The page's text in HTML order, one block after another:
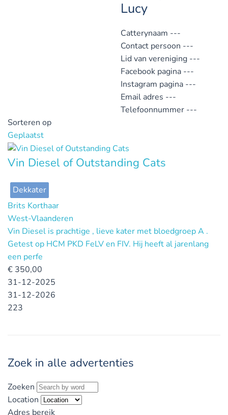
Lucy
Catterynaam ---
Contact persoon ---
Lid van vereniging ---
Facebook pagina ---
Instagram pagina ---
Email adres ---
Telefoonnummer ---
Sorteren op
Geplaatst
Vin Diesel of Outstanding Cats
Dekkater
Brits Korthaar
West-Vlaanderen
Vin Diesel is prachtige , lieve kater met bloedgroep A .
Getest op HCM PKD FeLV en FIV. Hij heeft al jarenlang
een perfe
€ 350,00
31-12-2025
31-12-2026
223
Zoek in alle advertenties
Zoeken
Location
Adres bereik